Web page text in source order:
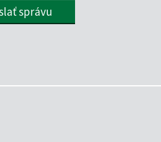
Response
správu